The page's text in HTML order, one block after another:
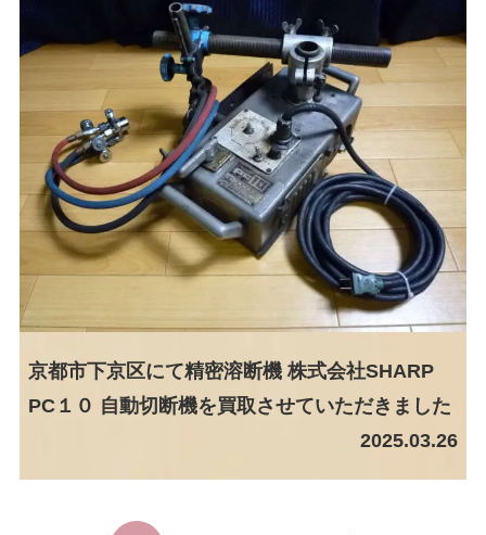
京都市下京区にて精密溶断機 株式会社SHARP
PC１０ 自動切断機を買取させていただきました
2025.03.26